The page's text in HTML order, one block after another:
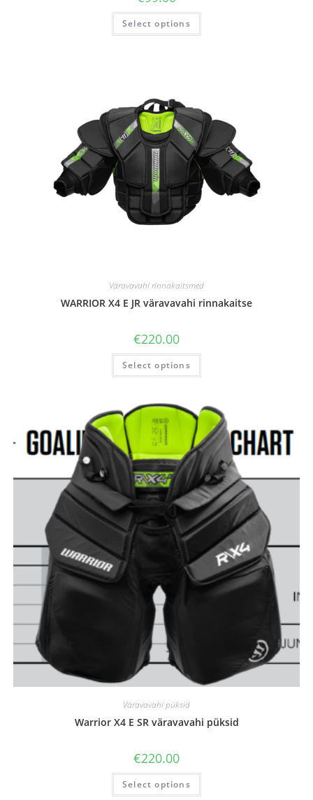
Select options
Väravavahi rinnakaitsmed
WARRIOR X4 E JR väravavahi rinnakaitse
€220.00
Select options
Väravavahi püksid
Warrior X4 E SR väravavahi püksid
€220.00
Select options